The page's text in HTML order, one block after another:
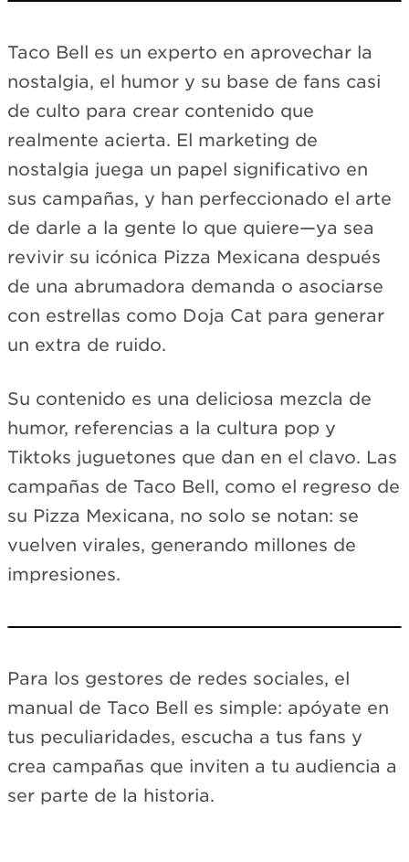
View on TikTok →
Taco Bell es un experto en aprovechar la
nostalgia, el humor y su base de fans casi
de culto para crear contenido que
realmente acierta. El marketing de
nostalgia juega un papel significativo en
sus campañas, y han perfeccionado el arte
de darle a la gente lo que quiere—ya sea
revivir su icónica Pizza Mexicana después
de una abrumadora demanda o asociarse
con estrellas como Doja Cat para generar
un extra de ruido.
Su contenido es una deliciosa mezcla de
humor, referencias a la cultura pop y
Tiktoks juguetones que dan en el clavo. Las
campañas de Taco Bell, como el regreso de
su Pizza Mexicana, no solo se notan: se
vuelven virales, generando millones de
impresiones.
View on TikTok →
Para los gestores de redes sociales, el
manual de Taco Bell es simple: apóyate en
tus peculiaridades, escucha a tus fans y
crea campañas que inviten a tu audiencia a
ser parte de la historia.